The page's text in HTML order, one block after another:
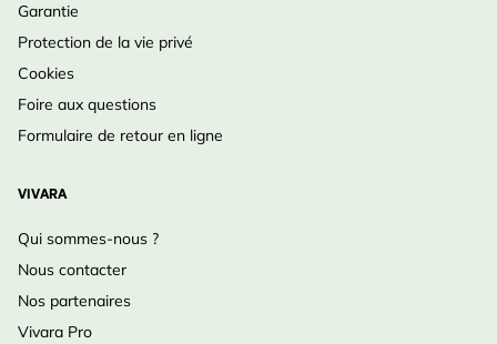
Garantie
Protection de la vie privé
Cookies
Foire aux questions
Formulaire de retour en ligne
VIVARA
Qui sommes-nous ?
Nous contacter
Nos partenaires
Vivara Pro